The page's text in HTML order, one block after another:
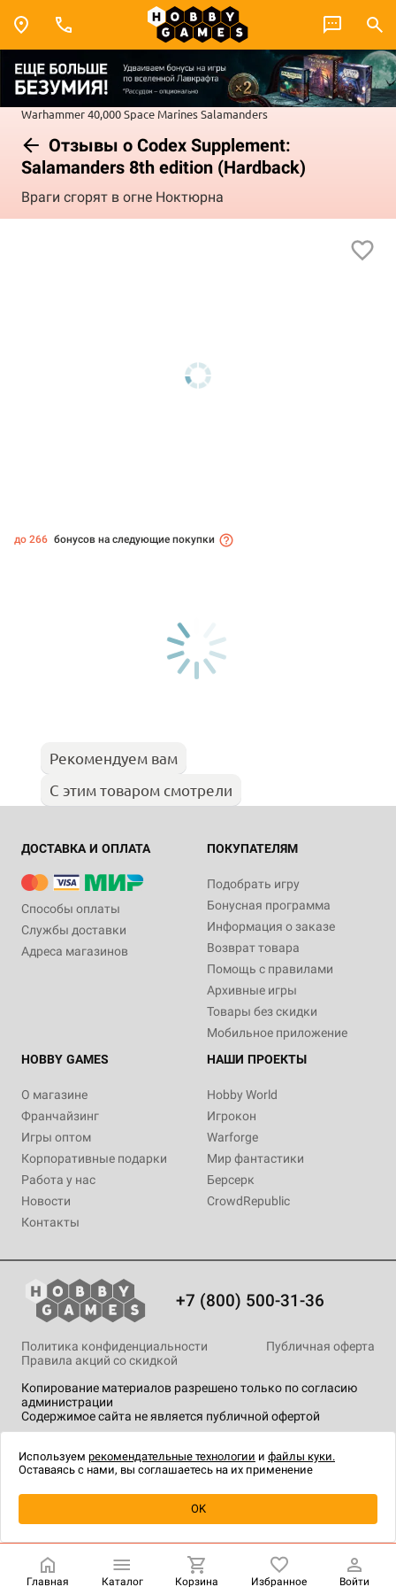
Warhammer 40,000Space MarinesSalamanders
Отзывы о Codex Supplement:
Salamanders 8th edition (Hardback)
Враги сгорят в огне Ноктюрна
Уведомить о наличии
до 266 бонусов на следующие покупки
Рекомендуем вам
С этим товаром смотрели
ДОСТАВКА И ОПЛАТА
Способы оплаты
Службы доставки
Адреса магазинов
ПОКУПАТЕЛЯМ
Подобрать игру
Бонусная программа
Информация о заказе
Возврат товара
Помощь с правилами
Архивные игры
Товары без скидки
Мобильное приложение
HOBBY GAMES
О магазине
Франчайзинг
Игры оптом
Корпоративные подарки
Работа у нас
Новости
Контакты
НАШИ ПРОЕКТЫ
Hobby World
Игрокон
Warforge
Мир фантастики
Берсерк
CrowdRepublic
+7 (800) 500-31-36
Копирование материалов разрешено только по согласию
администрации
Содержимое сайта не является публичной офертой
Политика конфиденциальности
Публичная оферта
Правила акций со скидкой
технологии.
Главная Каталог Корзина Избранное Войти
Используем рекомендательные технологии и файлы куки.
Оставаясь с нами, вы соглашаетесь на их применение
OK